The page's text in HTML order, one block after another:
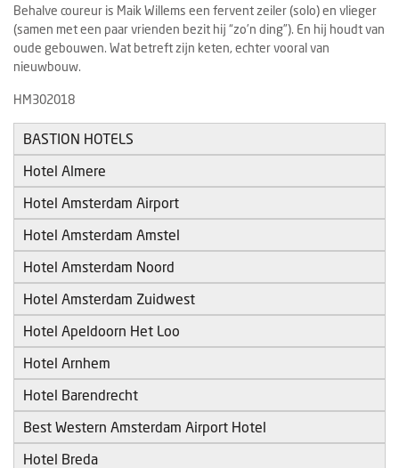
Behalve coureur is Maik Willems een fervent zeiler (solo) en vlieger
(samen met een paar vrienden bezit hij “zo’n ding”). En hij houdt van
oude gebouwen. Wat betreft zijn keten, echter vooral van
nieuwbouw.
HM302018
BASTION HOTELS
Hotel Almere
Hotel Amsterdam Airport
Hotel Amsterdam Amstel
Hotel Amsterdam Noord
Hotel Amsterdam Zuidwest
Hotel Apeldoorn Het Loo
Hotel Arnhem
Hotel Barendrecht
Best Western Amsterdam Airport Hotel
Hotel Breda